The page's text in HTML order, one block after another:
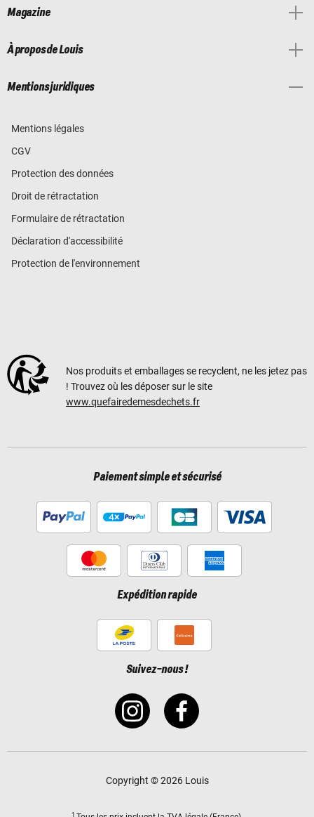
Magazine
À propos de Louis
Mentions juridiques
Mentions légales
CGV
Protection des données
Droit de rétractation
Formulaire de rétractation
Déclaration d'accessibilité
Protection de l'environnement
Nos produits et emballages se recyclent, ne les jetez pas
! Trouvez où les déposer sur le site
www.quefairedemesdechets.fr
Paiement simple et sécurisé
Expédition rapide
Suivez-nous !
Copyright © 2026 Louis
1